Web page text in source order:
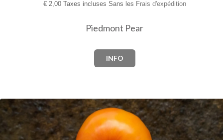
€2,00 Taxes incluses Sans les Frais d'expédition
Piedmont Pear
INFO